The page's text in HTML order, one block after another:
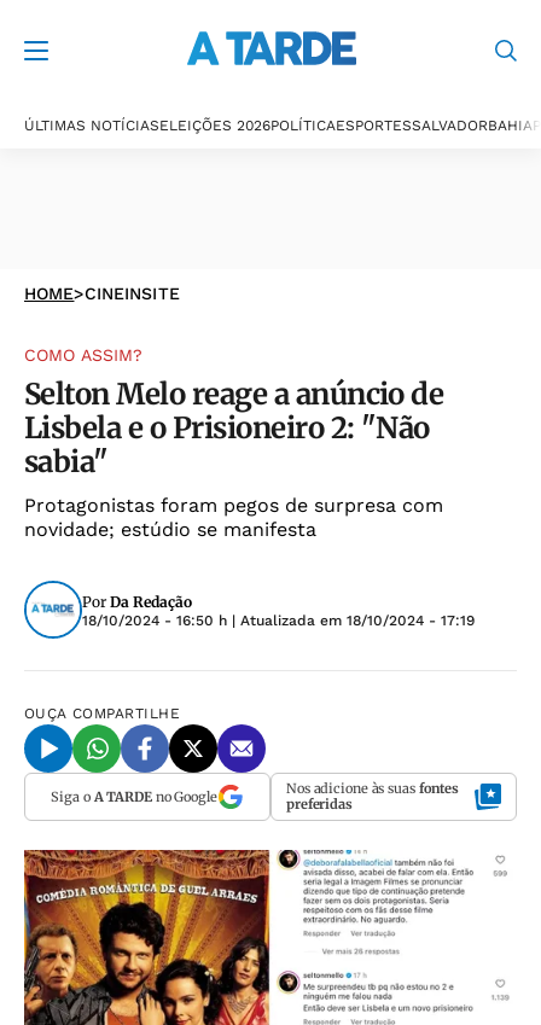
ÚLTIMAS NOTÍCIASELEIÇÕES 2026POLÍTICAESPORTESSALVADORBAHIA
HOME>CINEINSITE
COMO ASSIM?
Selton Melo reage a anúncio de
Lisbela e o Prisioneiro 2: "Não
sabia"
Protagonistas foram pegos de surpresa com
novidade; estúdio se manifesta
Por Da Redação
18/10/2024 - 16:50 h | Atualizada em 18/10/2024 - 17:19
OUÇA COMPARTILHE
Siga o A TARDEno Google Nos adicione às suas fontes
preferidas